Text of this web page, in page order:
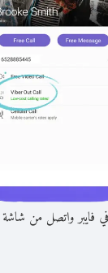
واتصل من شاشة